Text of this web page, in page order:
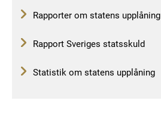
Rapporter om statens upplåning
Rapport Sveriges statsskuld
Statistik om statens upplåning